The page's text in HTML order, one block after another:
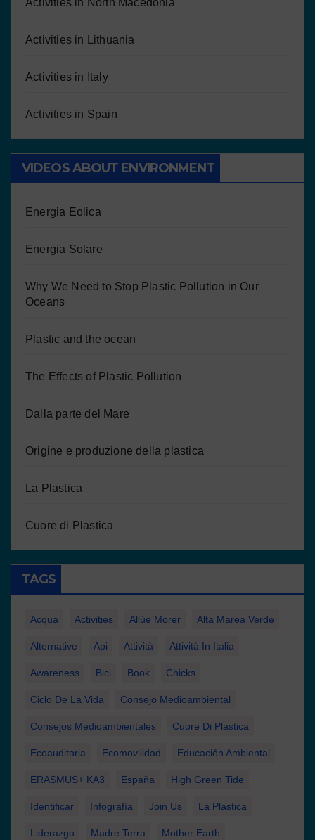
Activities in North Macedonia
Activities in Lithuania
Activities in Italy
Activities in Spain
VIDEOS ABOUT ENVIRONMENT
Energia Eolica
Energia Solare
Why We Need to Stop Plastic Pollution in Our
Oceans
Plastic and the ocean
The Effects of Plastic Pollution
Dalla parte del Mare
Origine e produzione della plastica
La Plastica
Cuore di Plastica
TAGS
Acqua Activities Allúe Morer Alta Marea Verde
Alternative Api Attività Attività In Italia
Awareness Bici Book Chicks
Ciclo De La Vida Consejo Medioambiental
Consejos Medioambientales Cuore Di Plastica
Ecoauditoria Ecomovilidad Educación Ambiental
ERASMUS+ KA3 España High Green Tide
Identificar Infografía Join Us La Plastica
Liderazgo Madre Terra Mother Earth